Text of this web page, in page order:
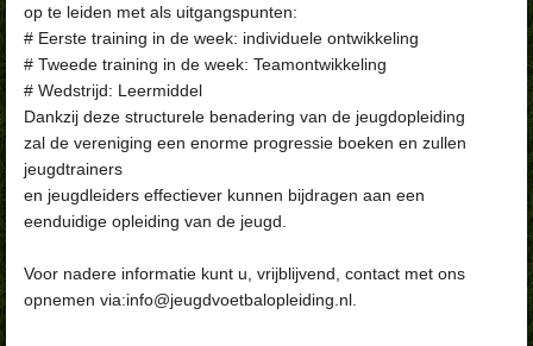
op te leiden met als uitgangspunten:
# Eerste training in de week: individuele ontwikkeling
# Tweede training in de week: Teamontwikkeling
# Wedstrijd: Leermiddel
Dankzij deze structurele benadering van de jeugdopleiding
zal de vereniging een enorme progressie boeken en zullen
jeugdtrainers
en jeugdleiders effectiever kunnen bijdragen aan een
eenduidige opleiding van de jeugd.
Voor nadere informatie kunt u, vrijblijvend, contact met ons
opnemen via:info@jeugdvoetbalopleiding.nl.